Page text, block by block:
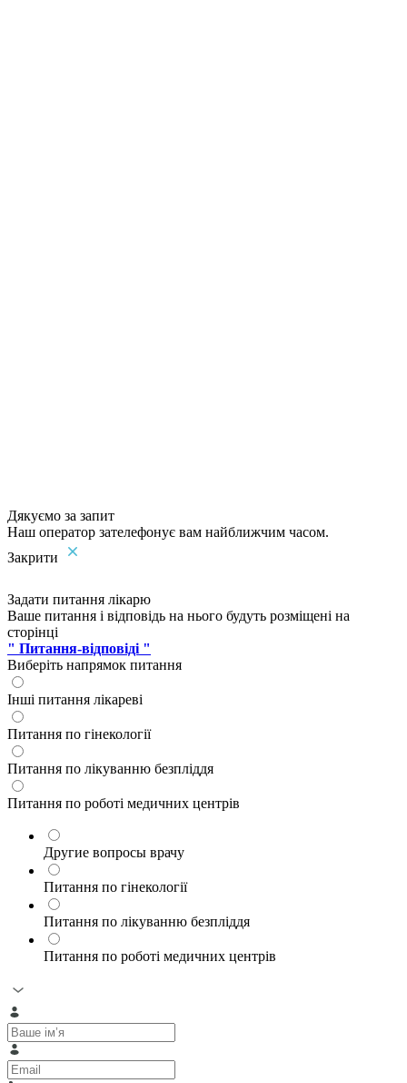
Дякуємо за запит
Наш оператор зателефонує вам найближчим часом.
Закрити
Задати питання лікарю
Ваше питання і відповідь на нього будуть розміщені на
сторінці
" Питання-відповіді "
Виберіть напрямок питання
Інші питання лікареві
Питання по гінекології
Питання по лікуванню безпліддя
Питання по роботі медичних центрів
Другие вопросы врачу
Питання по гінекології
Питання по лікуванню безпліддя
Питання по роботі медичних центрів